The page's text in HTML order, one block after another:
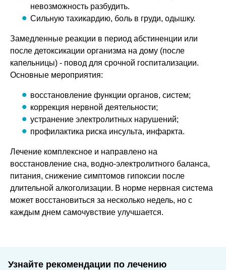
невозможность разбудить.
Сильную тахикардию, боль в груди, одышку.
Замедленные реакции в период абстиненции или
после детоксикации организма на дому (после
капельницы) - повод для срочной госпитализации.
Основные мероприятия:
восстановление функции органов, систем;
коррекция нервной деятельности;
устранение электролитных нарушений;
профилактика риска инсульта, инфаркта.
Лечение комплексное и направлено на
восстановление сна, водно-электролитного баланса,
питания, снижение симптомов гипоксии после
длительной алкоголизации. В норме нервная система
может восстановиться за несколько недель, но с
каждым днем самочувствие улучшается.
Узнайте рекомендации по лечению